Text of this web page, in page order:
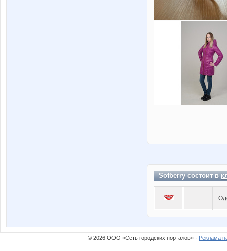
Sofberry состоит в
© 2026 ООО «Сеть городских порталов» · Реклама